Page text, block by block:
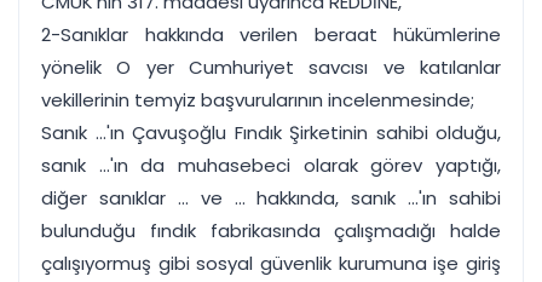
2-Sanıklar hakkında verilen beraat hükümlerine
yönelik O yer Cumhuriyet savcısı ve katılanlar
vekillerinin temyiz başvurularının incelenmesinde;
Sanık ...'ın Çavuşoğlu Fındık Şirketinin sahibi olduğu,
sanık ...'ın da muhasebeci olarak görev yaptığı,
diğer sanıklar ... ve ... hakkında, sanık ...'ın sahibi
bulunduğu fındık fabrikasında çalışmadığı halde
çalışıyormuş gibi sosyal güvenlik kurumuna işe giriş